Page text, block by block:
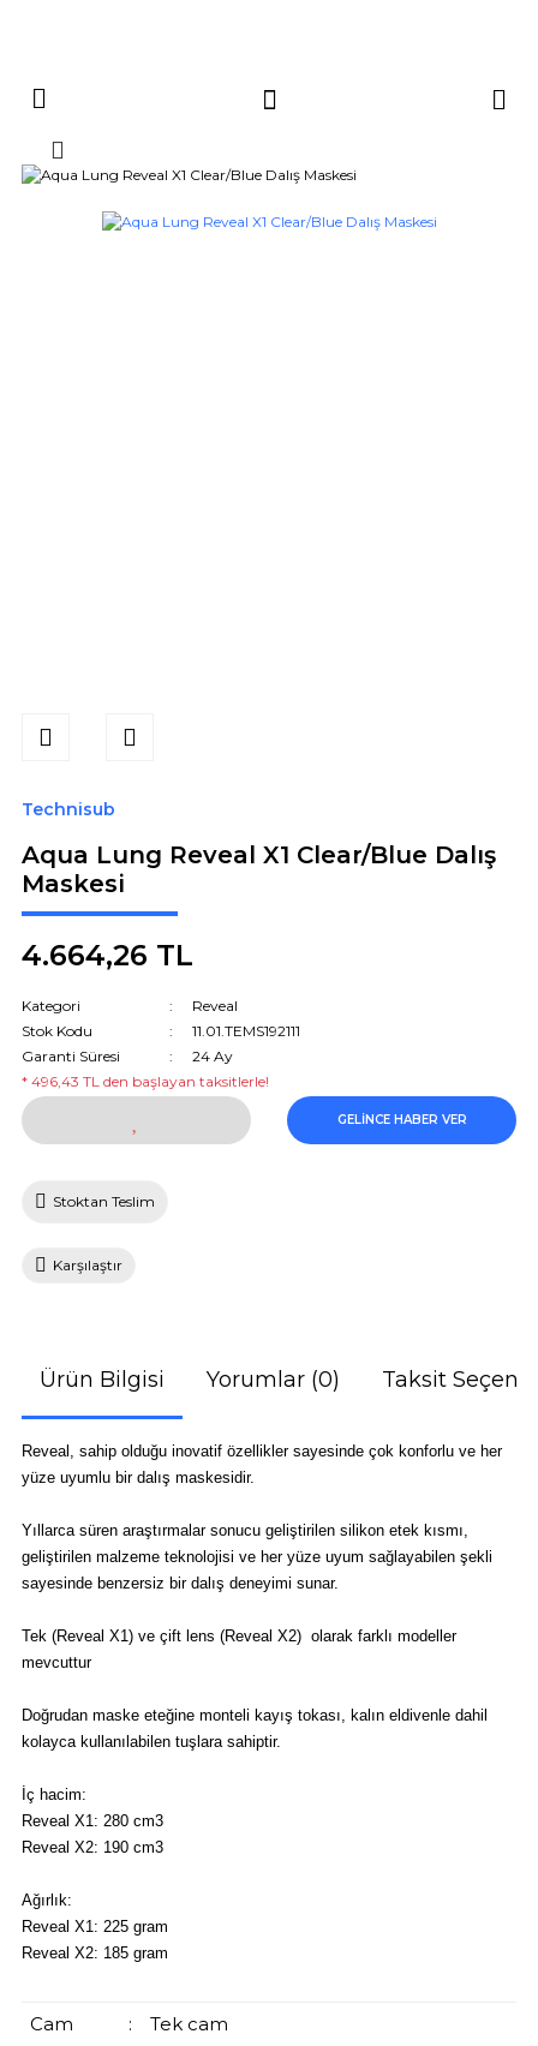
Technisub
Aqua Lung Reveal X1 Clear/Blue Dalış
Maskesi
4.664,26 TL
Kategori
Reveal
Stok Kodu
11.01.TEMS192111
Garanti Süresi
24 Ay
* 496,43 TL den başlayan taksitlerle!
GELİNCE HABER VER
Stoktan Teslim
Karşılaştır
Ürün Bilgisi Yorumlar (0) Taksit
Reveal, sahip olduğu inovatif özellikler sayesinde çok konforlu ve her
yüze uyumlu bir dalış maskesidir.
Yıllarca süren araştırmalar sonucu geliştirilen silikon etek kısmı,
geliştirilen malzeme teknolojisi ve her yüze uyum sağlayabilen şekli
sayesinde benzersiz bir dalış deneyimi sunar.
Tek (Reveal X1) ve çift lens (Reveal X2) olarak farklı modeller
mevcuttur
Doğrudan maske eteğine monteli kayış tokası, kalın eldivenle dahil
kolayca kullanılabilen tuşlara sahiptir.
İç hacim:
Reveal X1: 280 cm3
Reveal X2: 190 cm3
Ağırlık:
Reveal X1: 225 gram
Reveal X2: 185 gram
Cam :
Tek cam